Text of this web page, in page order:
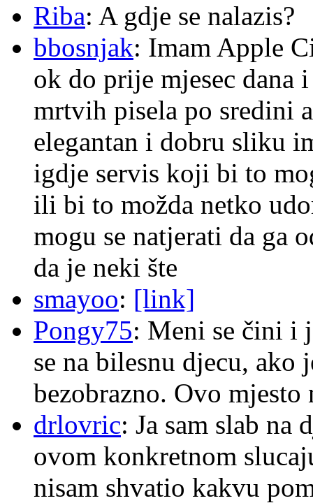
Riba: A gdje se nalazis?
bbosnjak: Imam Apple
ok do prije mjesec dana
mrtvih pisela po sredini
elegantan i dobru sliku
igdje servis koji bi to
ili bi to možda netko
mogu se natjerati da ga
da je neki šte
smayoo: [link]
Pongy75: Meni se čini i
se na bilesnu djecu, ako
bezobrazno. Ovo
drlovric: Ja sam slab na
ovom konkretnom
nisam shvatio kakvu